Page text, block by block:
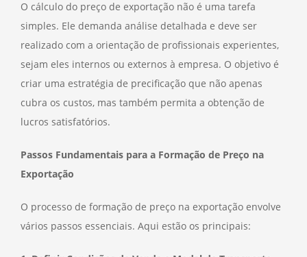
O cálculo do preço de exportação não é uma tarefa
simples. Ele demanda análise detalhada e deve ser
realizado com a orientação de profissionais experientes,
sejam eles internos ou externos à empresa. O objetivo é
criar uma estratégia de precificação que não apenas
cubra os custos, mas também permita a obtenção de
lucros satisfatórios.
Passos Fundamentais para a Formação de Preço na
Exportação
O processo de formação de preço na exportação envolve
vários passos essenciais. Aqui estão os principais: